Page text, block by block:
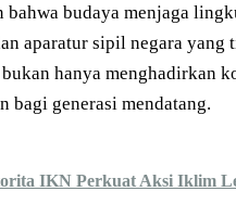
bahwa budaya menjaga
aparatur sipil negara
hanya menghadirkan
bagi generasi mendatang.
IKN Perkuat Aksi Iklim